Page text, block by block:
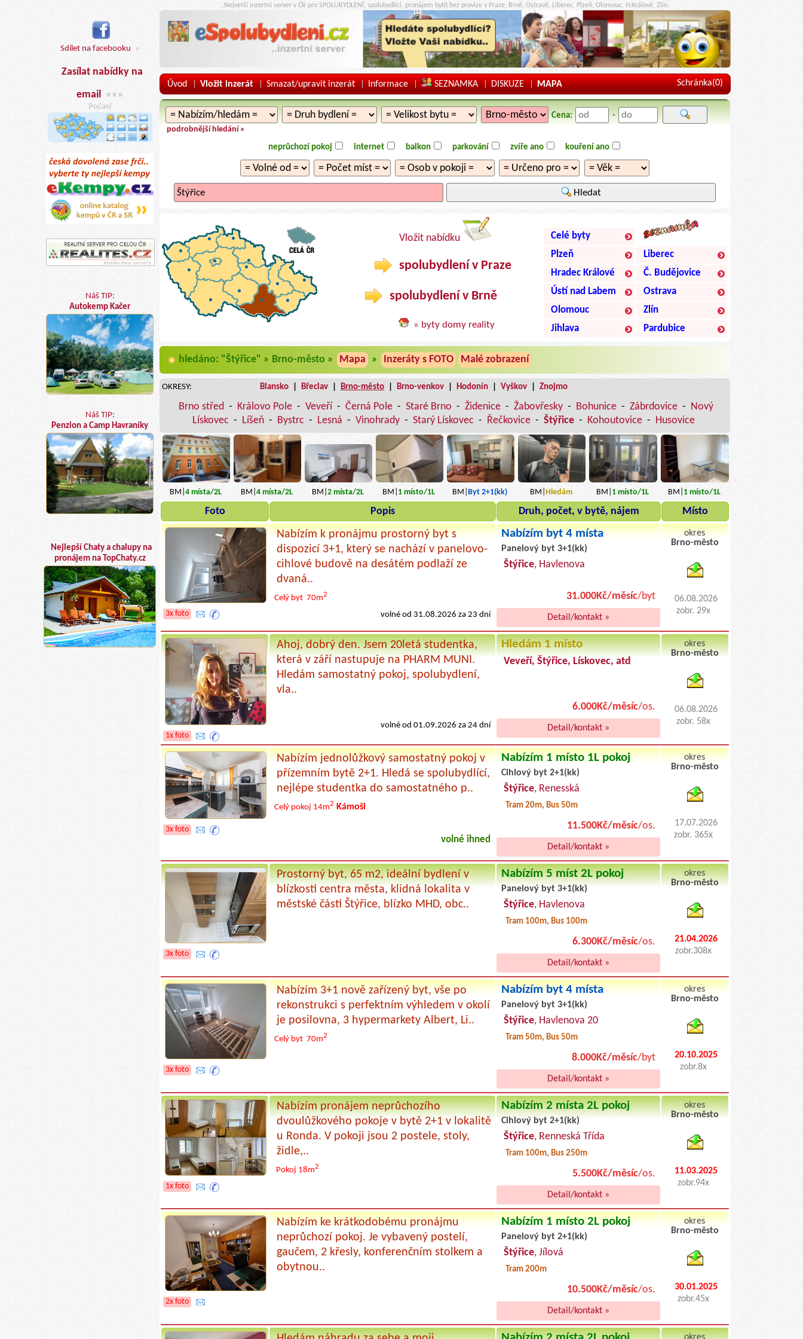
Sdílet na facebooku »
Zasílat nabídky na
email »»»
Počasí
Náš TIP:
Autokemp Kačer
Náš TIP:
Penzion a Camp Havraníky
Nejlepší Chaty a chalupy na
pronájem na TopChaty.cz
..Nejvetší inzertní server v ČR pro SPOLUBYDLENÍ, spolubydlící, pronájem bytů bez provize v Praze, Brně, Ostravě, Liberec, Plzeň, Olomouc, H.Králové, Zlín.
Úvod | Vložit inzerát | Smazat/upravit inzerát | Informace | SEZNAMKA | DISKUZE | MAPA Schránka(0)
Cena: -
podrobnější hledání »
neprůchozí pokoj internet balkon parkování zvíře ano kouření ano
Hledat
Vložit nabídku
spolubydlení v Praze
spolubydlení v Brně
» byty domy reality
Celé byty
Plzeň
Liberec
Hradec Králové
Č. Budějovice
Ústí nad Labem
Ostrava
Olomouc
Zlín
Jihlava
Pardubice
hledáno: "Štýřice" » Brno-město » Mapa » Inzeráty s FOTO Malé zobrazení
OKRESY: Blansko Břeclav Brno-město Brno-venkov Hodonín Vyškov Znojmo
Brno střed - Královo Pole - Veveří - Černá Pole - Staré Brno - Židenice - Žabovřesky - Bohunice - Zábrdovice - Nový
Lískovec - Líšeň - Bystrc - Lesná - Vinohrady - Starý Lískovec - Řečkovice - Štýřice - Kohoutovice - Husovice
BM| 4místa/2L BM| 4místa/2L BM| 2místa/2L BM| 1 místo/1L BM| Byt 2+1(kk) BM| Hledám BM| 1místo/1L BM| 1místo/1L
Foto Popis Druh, počet, v bytě, nájem Místo
3x foto
Nabízím k pronájmu prostorný byt s
dispozicí 3+1, který se nachází v panelovo-
cihlové budově na desátém podlaží ze
dvaná..
Celý byt70m2
volné od 31.08.2026 za 23 dní
Nabízím byt 4 místa
Panelový byt 3+1(kk)
Štýřice, Havlenova
31.000Kč/měsíc/byt
Detail/kontakt »
okres
Brno-město
06.08.2026
zobr. 29x
1x foto
Ahoj, dobrý den. Jsem 20letá studentka,
která v září nastupuje na PHARM MUNI.
Hledám samostatný pokoj, spolubydlení,
vla..
volné od 01.09.2026 za 24 dní
Hledám 1 místo
Veveří, Štýřice, Lískovec, atd
6.000Kč/měsíc/os.
Detail/kontakt »
okres
Brno-město
06.08.2026
zobr. 58x
3x foto
Nabízím jednolůžkový samostatný pokoj v
přízemním bytě 2+1. Hledá se spolubydlící,
nejlépe studentka do samostatného p..
Celý pokoj 14m2 Kámoši
volné ihned
Nabízím 1 místo 1L pokoj
Cihlový byt 2+1(kk)
Štýřice, Renesská
Tram 20m, Bus 50m
11.500Kč/měsíc/os.
Detail/kontakt »
okres
Brno-město
17.07.2026
zobr. 365x
3x foto
Prostorný byt, 65 m2, ideální bydlení v
blízkosti centra města, klidná lokalita v
městské části Štýřice, blízko MHD, obc..
Nabízím 5 míst 2L pokoj
Panelový byt 3+1(kk)
Štýřice, Havlenova
Tram 100m, Bus 100m
6.300Kč/měsíc/os.
Detail/kontakt »
okres
Brno-město
21.04.2026
zobr.308x
3x foto
Nabízím 3+1 nově zařízený byt, vše po
rekonstrukci s perfektním výhledem v okolí
je posilovna, 3 hypermarkety Albert, Li..
Celý byt70m2
Nabízím byt 4 místa
Panelový byt 3+1(kk)
Štýřice, Havlenova 20
Tram 50m, Bus 50m
8.000Kč/měsíc/byt
Detail/kontakt »
okres
Brno-město
20.10.2025
zobr.8x
1x foto
Nabízím pronájem neprůchozího
dvoulůžkového pokoje v bytě 2+1 v lokalitě
u Ronda. V pokoji jsou 2 postele, stoly,
židle,..
Pokoj 18m2
Nabízím 2 místa 2L pokoj
Cihlový byt 2+1(kk)
Štýřice, Renneská Třída
Tram 100m, Bus 250m
5.500Kč/měsíc/os.
Detail/kontakt »
okres
Brno-město
11.03.2025
zobr.94x
2x foto
Nabízím ke krátkodobému pronájmu
neprůchozí pokoj. Je vybavený postelí,
gaučem, 2 křesly, konferenčním stolkem a
obytnou..
Nabízím 1 místo 2L pokoj
Panelový byt 2+1(kk)
Štýřice, Jílová
Tram 200m
10.500Kč/měsíc/os.
Detail/kontakt »
okres
Brno-město
30.01.2025
zobr.45x
okres